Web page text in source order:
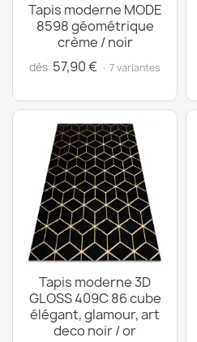
Tapis moderne MODE
8598 géométrique
crème / noir
dès 57,90 € · 7 variantes
Tapis moderne 3D
GLOSS 409C 86 cube
élégant, glamour, art
deco noir / or